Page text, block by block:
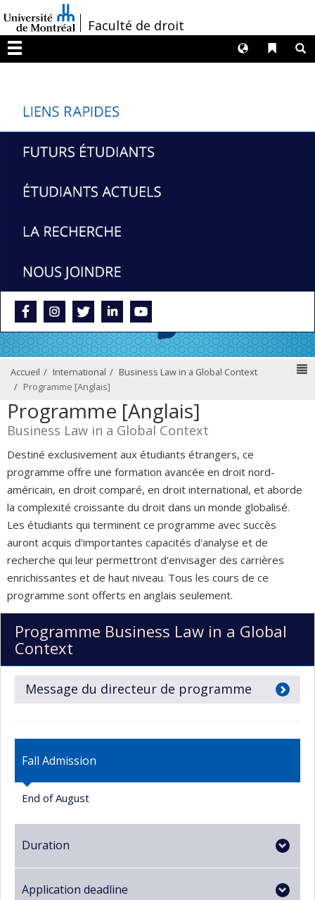
au
contenu
/Faculté de droit
Menu
Liens
Langues
Accueil International
Business Law in a Global Context
Programme [Anglais]
Programme [Anglais]
Business Law in a Global Context
Destiné exclusivement aux étudiants étrangers, ce
programme offre une formation avancée en droit nord-
américain, en droit comparé, en droit international, et aborde
la complexité croissante du droit dans un monde globalisé.
Les étudiants qui terminent ce programme avec succès
auront acquis d'importantes capacités d'analyse et de
recherche qui leur permettront d'envisager des carrières
enrichissantes et de haut niveau. Tous les cours de ce
programme sont offerts en anglais seulement.
Programme Business Law in a Global
Context
Message du directeur de programme
Fall Admission
End of August
Duration
Application deadline